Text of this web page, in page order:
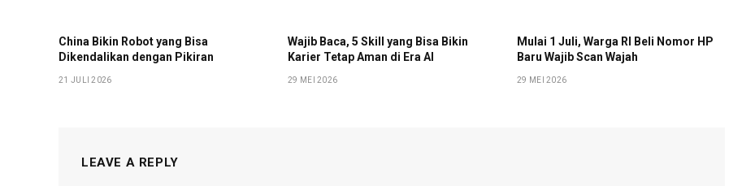
China Bikin Robot yang Bisa
Dikendalikan dengan Pikiran
21 JULI 2026
Wajib Baca, 5 Skill yang Bisa Bikin
Karier Tetap Aman di Era AI
29 MEI 2026
Mulai 1 Juli, Warga RI Beli Nomor HP
Baru Wajib Scan Wajah
29 MEI 2026
LEAVE A REPLY